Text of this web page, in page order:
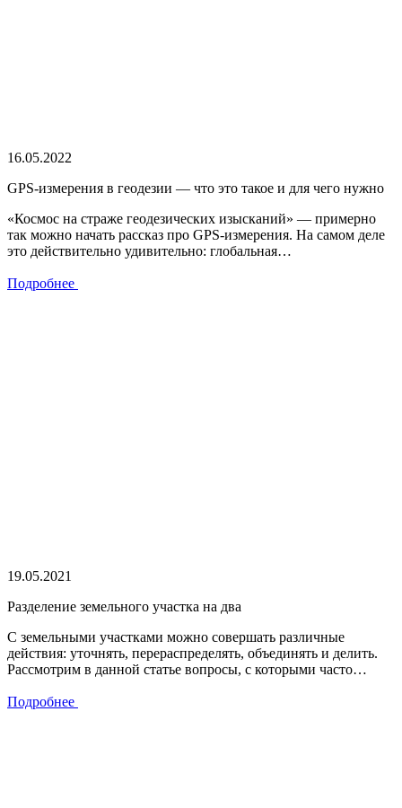
16.05.2022
GPS-измерения в геодезии — что это такое и для чего нужно
«Космос на страже геодезических изысканий» — примерно
так можно начать рассказ про GPS-измерения. На самом деле
это действительно удивительно: глобальная…
Подробнее
19.05.2021
Разделение земельного участка на два
С земельными участками можно совершать различные
действия: уточнять, перераспределять, объединять и делить.
Рассмотрим в данной статье вопросы, с которыми часто…
Подробнее